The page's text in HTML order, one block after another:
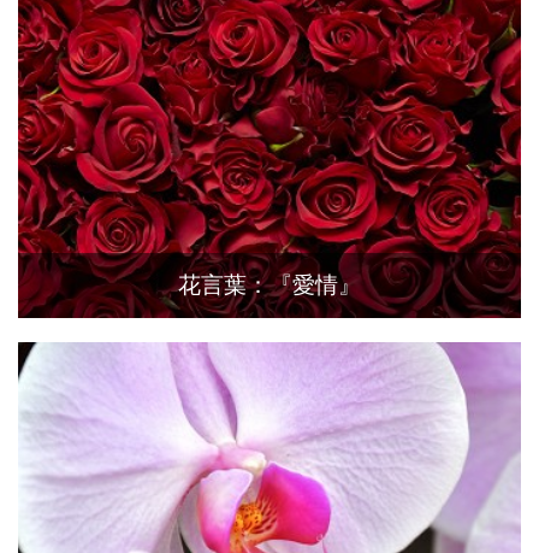
花言葉：『愛情』